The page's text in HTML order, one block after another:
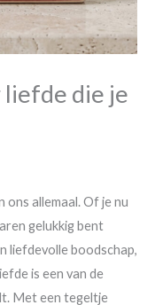
die je
allemaal. Of je nu
gelukkig bent
liefdevolle boodschap,
is een van de
Met een tegeltje